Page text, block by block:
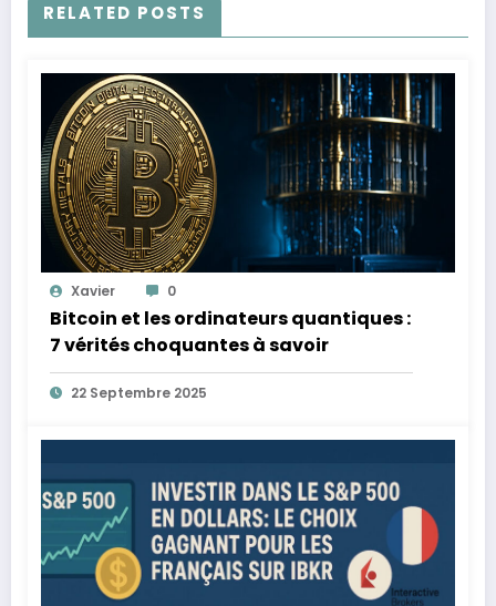
RELATED POSTS
Xavier 0
Bitcoin et les ordinateurs quantiques :
7 vérités choquantes à savoir
22 Septembre 2025